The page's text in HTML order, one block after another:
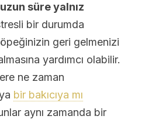
süre yalnız
bir durumda
geri gelmenizi
yardımcı olabilir.
ne zaman
bir bakıcıya mı
aynı zamanda bir